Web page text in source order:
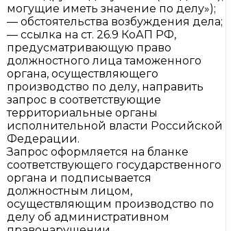
могущие иметь значение по делу»);
— обстоятельства возбуждения дела;
— ссылка на ст. 26.9 КоАП РФ,
предусматривающую право
должностного лица таможенного
органа, осуществляющего
производство по делу, направить
запрос в соответствующие
территориальные органы
исполнительной власти Российской
Федерации.
Запрос оформляется на бланке
соответствующего государственного
органа и подписывается
должностным лицом,
осуществляющим производство по
делу об административном